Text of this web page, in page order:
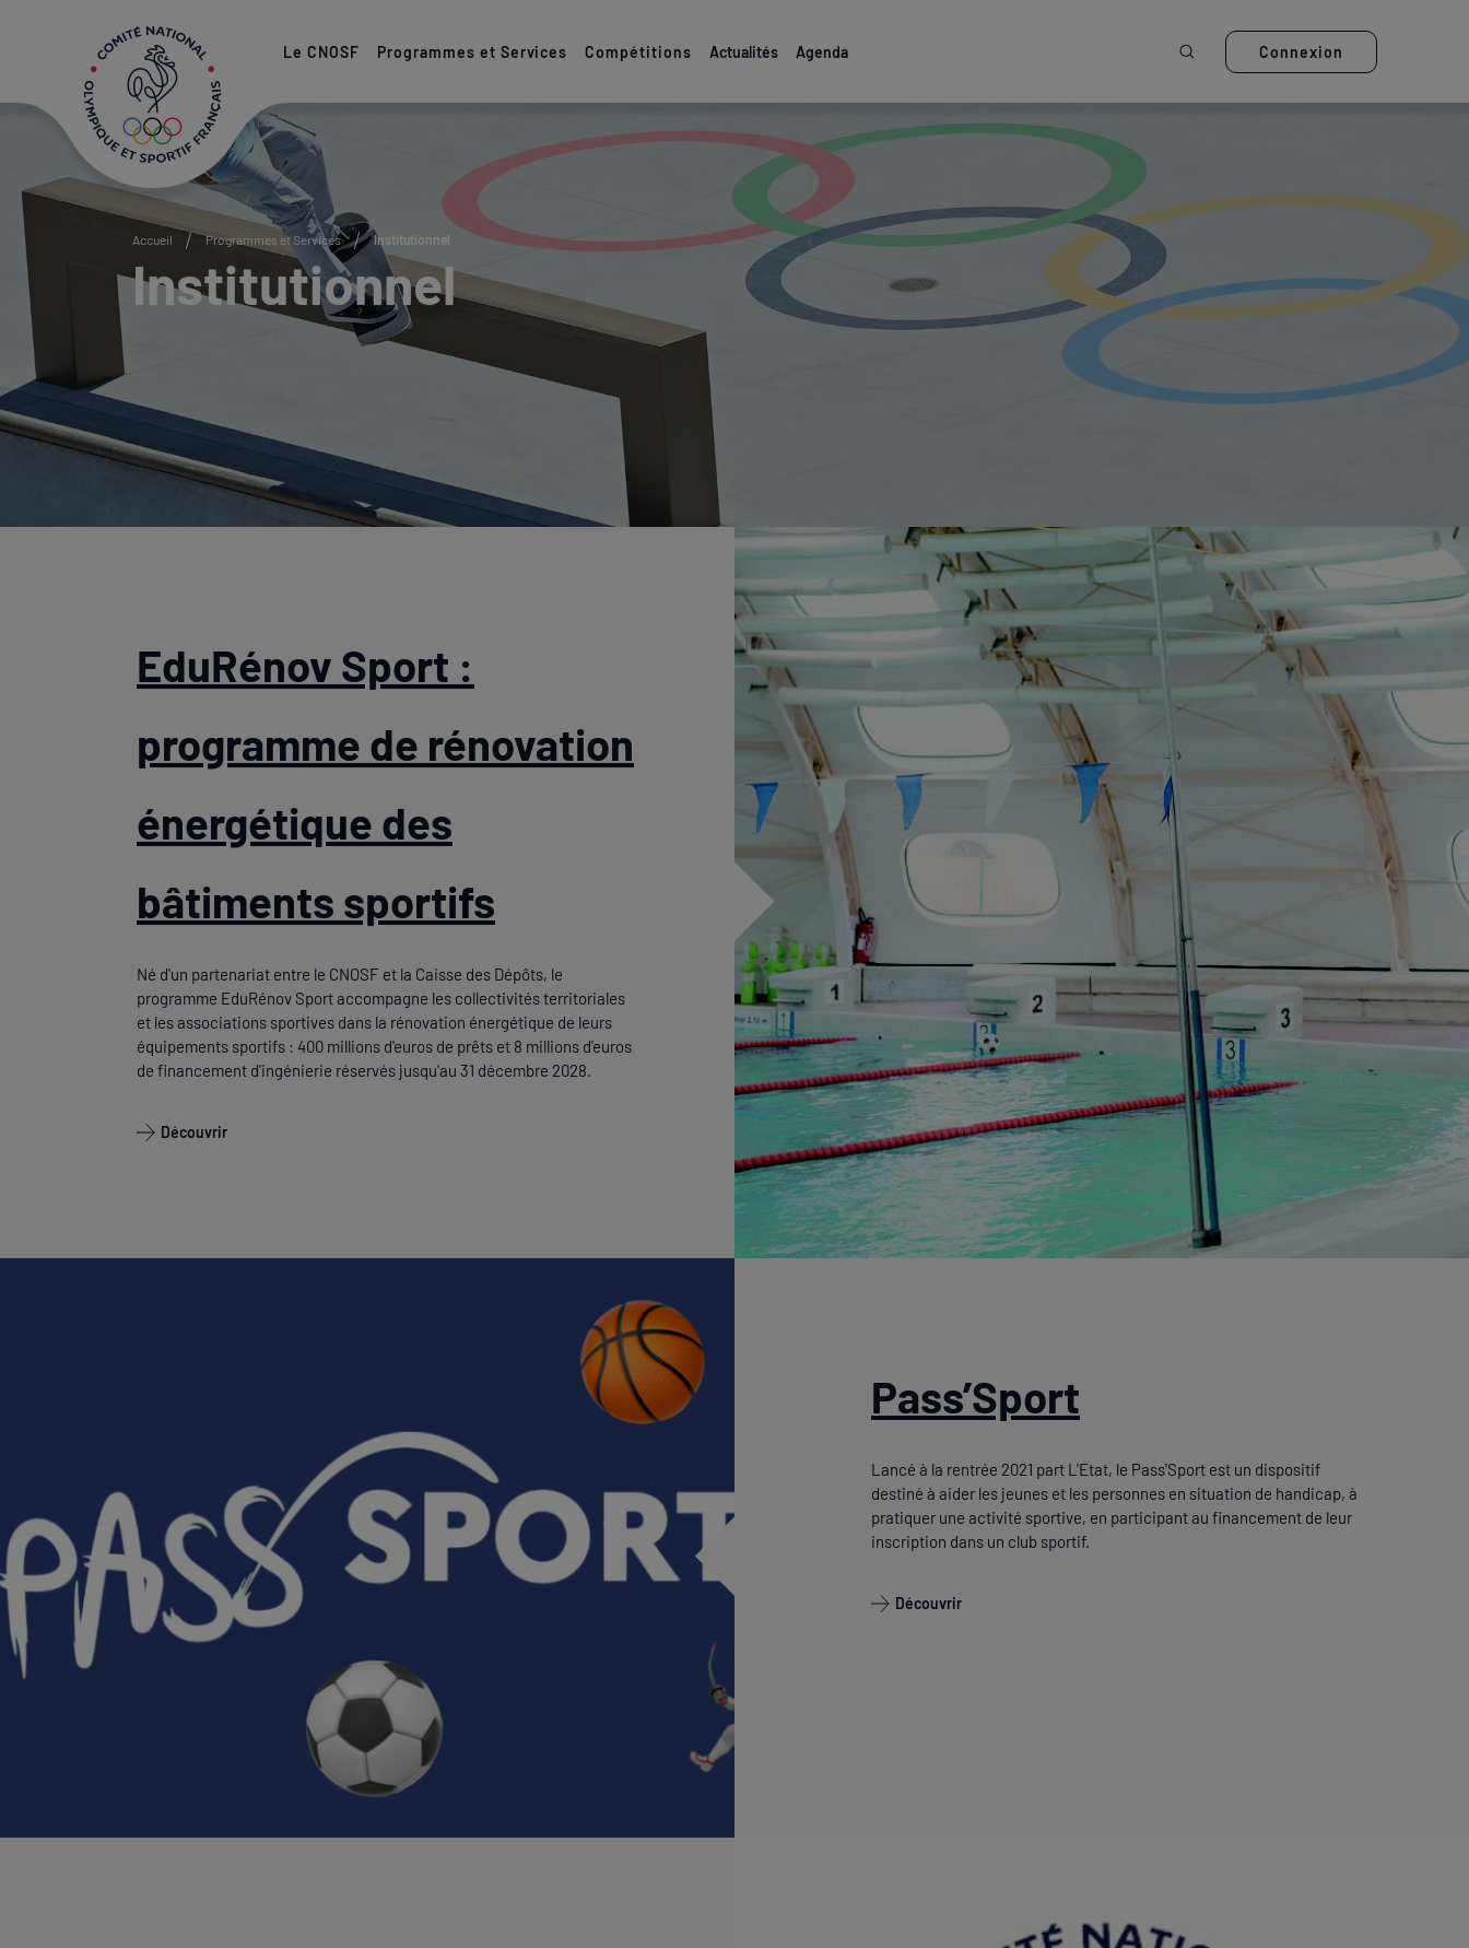
Le CNOSF Programmes et Services Compétitions Actualités Agenda Ouvrir la recherche
Connexion
Accueil Programmes et Services Institutionnel
Institutionnel
EduRénov Sport :
programme de rénovation
énergétique des
bâtiments sportifs
Né d'un partenariat entre le CNOSF et la Caisse des Dépôts, le
programme EduRénov Sport accompagne les collectivités territoriales
et les associations sportives dans la rénovation énergétique de leurs
équipements sportifs : 400 millions d'euros de prêts et 8 millions d'euros
de financement d'ingénierie réservés jusqu'au 31 décembre 2028.
Découvrir
Pass’Sport
Lancé à la rentrée 2021 part L'Etat, le Pass'Sport est un dispositif
destiné à aider les jeunes et les personnes en situation de handicap, à
pratiquer une activité sportive, en participant au financement de leur
inscription dans un club sportif.
Découvrir